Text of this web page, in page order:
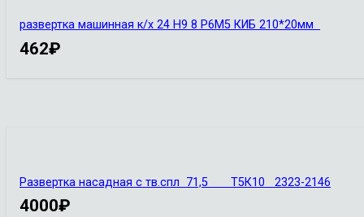
развертка машинная к/х 24 Н9 8 Р6М5 КИБ 210*20мм
462₽
Развертка насадная с тв.спл 71,5 Т5К10 2323-2146
4000₽